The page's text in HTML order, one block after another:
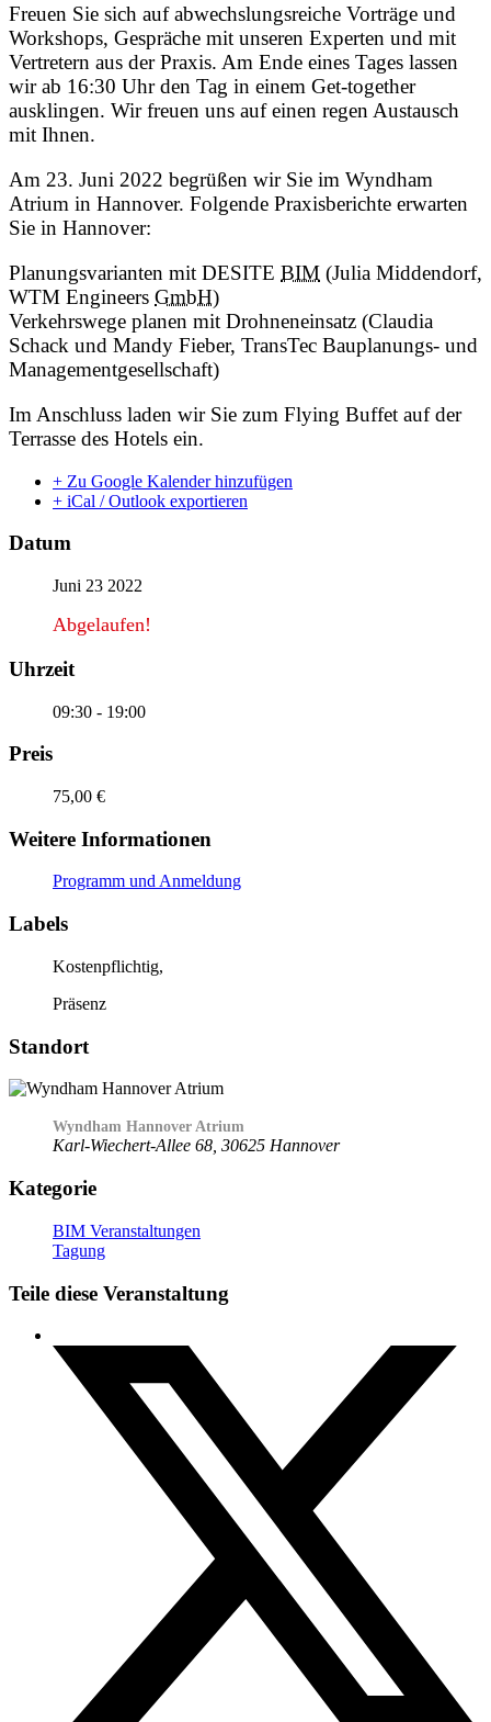
Freuen Sie sich auf abwechslungsreiche Vorträge und
Workshops, Gespräche mit unseren Experten und mit
Vertretern aus der Praxis. Am Ende eines Tages lassen
wir ab 16:30 Uhr den Tag in einem Get-together
ausklingen. Wir freuen uns auf einen regen Austausch
mit Ihnen.
Am 23. Juni 2022 begrüßen wir Sie im Wyndham
Atrium in Hannover. Folgende Praxisberichte erwarten
Sie in Hannover:
Planungsvarianten mit DESITE BIM (Julia Middendorf,
WTM Engineers GmbH)
Verkehrswege planen mit Drohneneinsatz (Claudia
Schack und Mandy Fieber, TransTec Bauplanungs- und
Managementgesellschaft)
Im Anschluss laden wir Sie zum Flying Buffet auf der
Terrasse des Hotels ein.
+ Zu Google Kalender hinzufügen
+ iCal / Outlook exportieren
Datum
Juni 23 2022
Abgelaufen!
Uhrzeit
09:30 - 19:00
Preis
75,00 €
Weitere Informationen
Programm und Anmeldung
Labels
Kostenpflichtig,
Präsenz
Standort
Wyndham Hannover Atrium
Karl-Wiechert-Allee 68, 30625 Hannover
Kategorie
BIM Veranstaltungen
Tagung
Teile diese Veranstaltung